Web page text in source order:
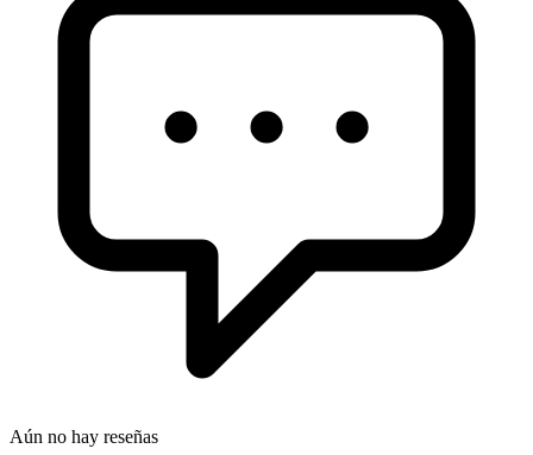
Aún no hay reseñas